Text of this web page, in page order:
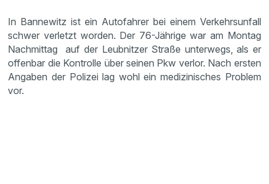
In Bannewitz ist ein Autofahrer bei einem Verkehrsunfall
schwer verletzt worden. Der 76-Jährige war am Montag
Nachmittag auf der Leubnitzer Straße unterwegs, als er
offenbar die Kontrolle über seinen Pkw verlor. Nach ersten
Angaben der Polizei lag wohl ein medizinisches Problem
vor.